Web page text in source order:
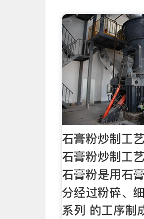
石膏粉炒制工
石膏粉炒制工
石膏粉是用石
分经过粉碎、
系列 的工序制